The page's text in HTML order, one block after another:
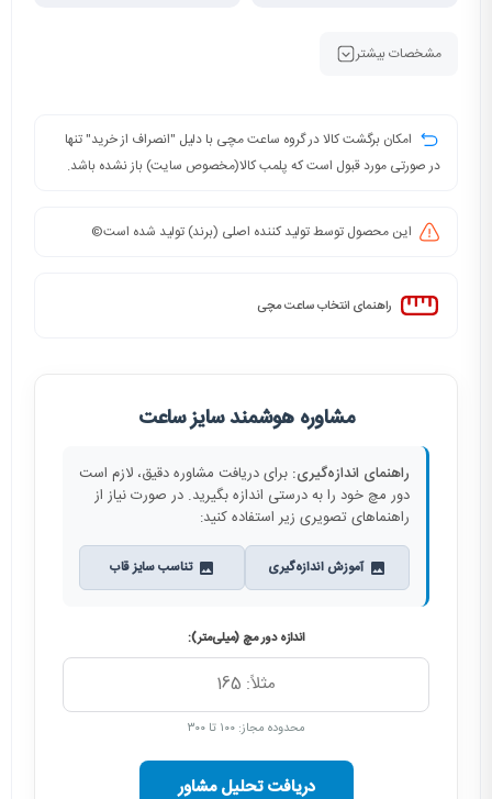
مشخصات بیشتر
امکان برگشت کالا در گروه ساعت مچی با دلیل "انصراف از خرید" تنها
در صورتی مورد قبول است که پلمب کالا(مخصوص سایت) باز نشده باشد.
این محصول توسط تولید کننده اصلی (برند) تولید شده است©️
راهنمای انتخاب ساعت مچی
مشاوره هوشمند سایز ساعت
راهنمای اندازه‌گیری: برای دریافت مشاوره دقیق، لازم است
دور مچ خود را به درستی اندازه بگیرید. در صورت نیاز از
راهنماهای تصویری زیر استفاده کنید:
آموزش اندازه‌گیری تناسب سایز قاب
اندازه دور مچ (میلی‌متر):
محدوده مجاز: ۱۰۰ تا ۳۰۰
دریافت تحلیل مشاور